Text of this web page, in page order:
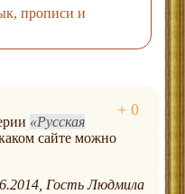
прописи и
Русская
сайте можно
Гость Людмила